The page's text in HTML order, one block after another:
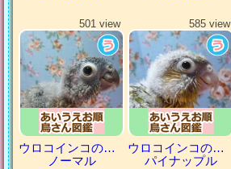
501 view
ウロコインコの仲間
ノーマル
585 view
ウロコインコの仲間
パイナップル